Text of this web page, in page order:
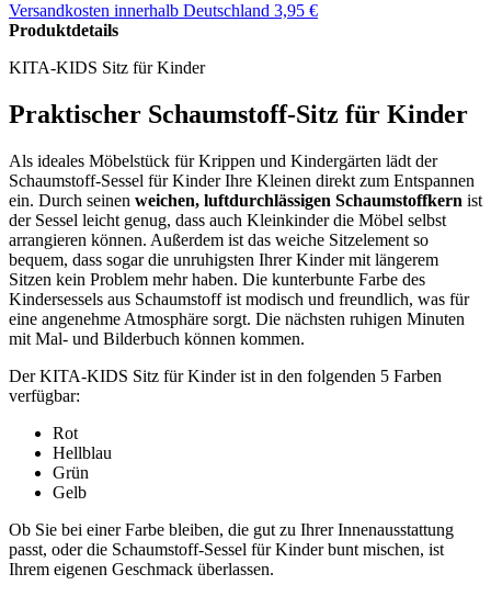
Versandkosten innerhalb Deutschland 3,95 €
Produktdetails
KITA-KIDS Sitz für Kinder
Praktischer Schaumstoff-Sitz für Kinder
Als ideales Möbelstück für Krippen und Kindergärten lädt der
Schaumstoff-Sessel für Kinder Ihre Kleinen direkt zum Entspannen
ein. Durch seinen weichen, luftdurchlässigen Schaumstoffkern ist
der Sessel leicht genug, dass auch Kleinkinder die Möbel selbst
arrangieren können. Außerdem ist das weiche Sitzelement so
bequem, dass sogar die unruhigsten Ihrer Kinder mit längerem
Sitzen kein Problem mehr haben. Die kunterbunte Farbe des
Kindersessels aus Schaumstoff ist modisch und freundlich, was für
eine angenehme Atmosphäre sorgt. Die nächsten ruhigen Minuten
mit Mal- und Bilderbuch können kommen.
Der KITA-KIDS Sitz für Kinder ist in den folgenden 5 Farben
verfügbar:
Rot
Hellblau
Grün
Gelb
Ob Sie bei einer Farbe bleiben, die gut zu Ihrer Innenausstattung
passt, oder die Schaumstoff-Sessel für Kinder bunt mischen, ist
Ihrem eigenen Geschmack überlassen.